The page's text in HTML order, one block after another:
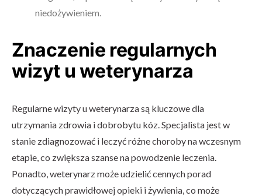
niedożywieniem.
Znaczenie regularnych
wizyt u weterynarza
Regularne wizyty u weterynarza są kluczowe dla
utrzymania zdrowia i dobrobytu kóz. Specjalista jest w
stanie zdiagnozować i leczyć różne choroby na wczesnym
etapie, co zwiększa szanse na powodzenie leczenia.
Ponadto, weterynarz może udzielić cennych porad
dotyczących prawidłowej opieki i żywienia, co może